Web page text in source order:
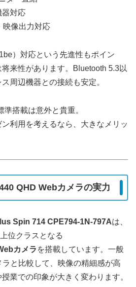
対応
像出力対応
）対応という先進性もポイン
将来性があります。Bluetooth 5.3以
周辺機器との接続も安定。
搭載は意外と貴重。
利用を考えるなら、大きなメリッ
QHD Webカメラの実力
Spin 714 CPE794-1N-797Aは、
位クラスとなる
カメラ を搭載しています。一般
と比較して、映像の精細感が高
業での印象が大きく変わります。